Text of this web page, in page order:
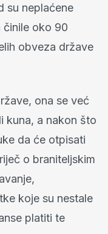
su neplaćene
oko 90
obveza države
ona se već
kuna, a nakon što
da će otpisati
o braniteljskim
koje su nestale
platiti te